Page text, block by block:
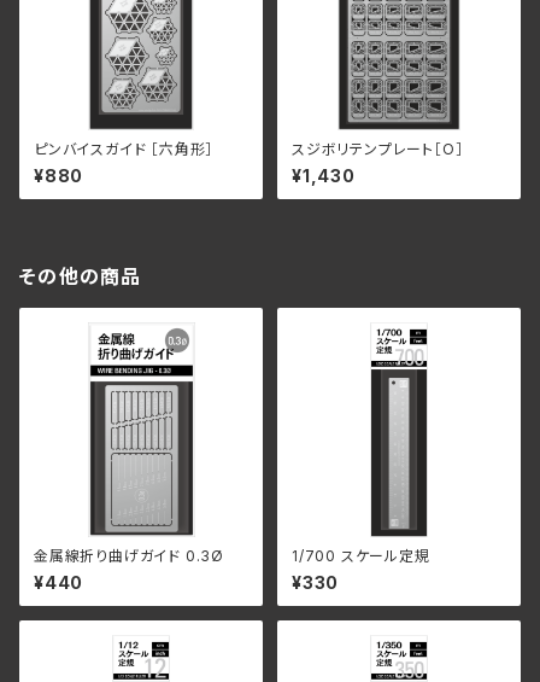
ピンバイスガイド ［六角形］
¥880
スジボリテンプレート［O］
¥1,430
その他の商品
金属線折り曲げガイド 0.3Ø
¥440
1/700 スケール定規
¥330